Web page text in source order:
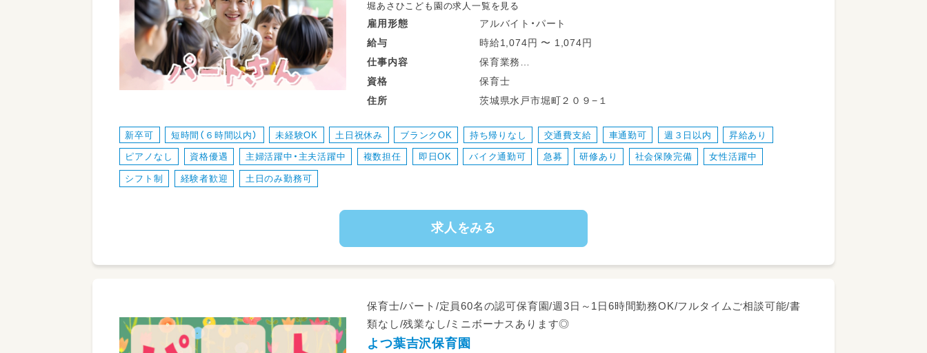
堀あさひこども園の求人一覧を見る
雇用形態
アルバイト・パート
給与
時給1,074円 〜 1,074円
仕事内容
保育業務
・未満児クラスの保育業務
・食事の補助
・着替え等の補助
・遊びの企画・見守り
・保育指導関連の記録
資格
保育士
住所
茨城県水戸市堀町２０９−１
新卒可 短時間（６時間以内） 未経験OK 土日祝休み ブランクOK 持ち帰りなし 交通費支給 車通勤可 週３日以内 昇給あり
ピアノなし 資格優遇 主婦活躍中・主夫活躍中 複数担任 即日OK バイク通勤可 急募 研修あり 社会保険完備 女性活躍中
シフト制 経験者歓迎 土日のみ勤務可
求人をみる
保育士/パート/定員60名の認可保育園/週3日～1日6時間勤務OK/フルタイムご相談可能/書
類なし/残業なし/ミニボーナスあります◎
よつ葉吉沢保育園